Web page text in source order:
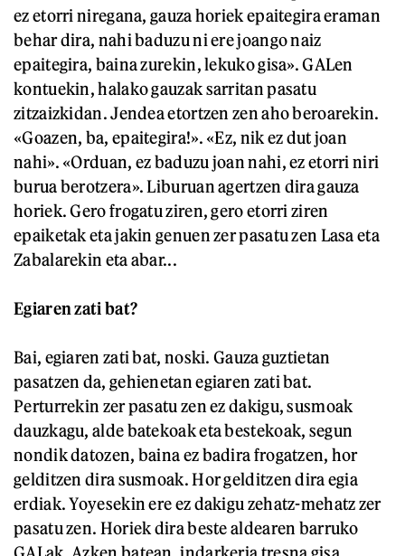
ez etorri niregana, gauza horiek epaitegira eraman
behar dira, nahi baduzu ni ere joango naiz
epaitegira, baina zurekin, lekuko gisa». GALen
kontuekin, halako gauzak sarritan pasatu
zitzaizkidan. Jendea etortzen zen aho beroarekin.
«Goazen, ba, epaitegira!». «Ez, nik ez dut joan
nahi». «Orduan, ez baduzu joan nahi, ez etorri niri
burua berotzera». Liburuan agertzen dira gauza
horiek. Gero frogatu ziren, gero etorri ziren
epaiketak eta jakin genuen zer pasatu zen Lasa eta
Zabalarekin eta abar...
Egiaren zati bat?
Bai, egiaren zati bat, noski. Gauza guztietan
pasatzen da, gehienetan egiaren zati bat.
Perturrekin zer pasatu zen ez dakigu, susmoak
dauzkagu, alde batekoak eta bestekoak, segun
nondik datozen, baina ez badira frogatzen, hor
gelditzen dira susmoak. Hor gelditzen dira egia
erdiak. Yoyesekin ere ez dakigu zehatz-mehatz zer
pasatu zen. Horiek dira beste aldearen barruko